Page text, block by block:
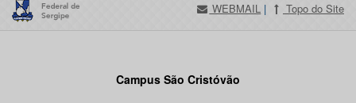
WEBMAIL | Topo do Site
Campus São Cristóvão